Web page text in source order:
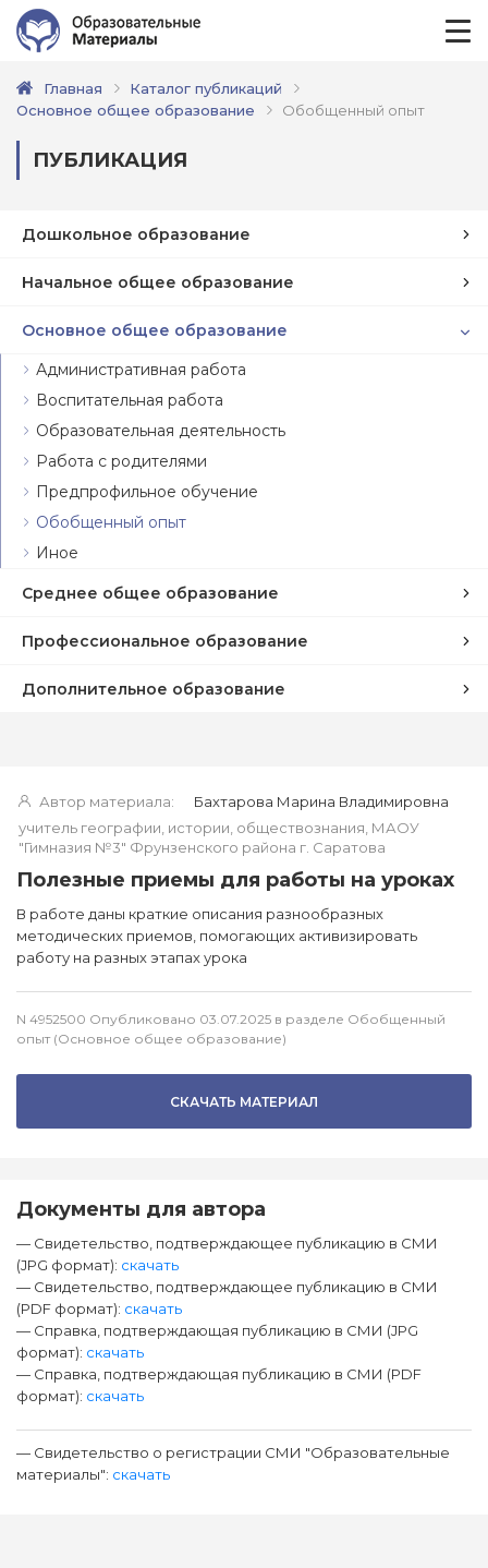
Главная
Каталог публикаций
Основное общее образование
Обобщенный опыт
ПУБЛИКАЦИЯ
Дошкольное образование
Начальное общее образование
Основное общее образование
Административная работа
Воспитательная работа
Образовательная деятельность
Работа с родителями
Предпрофильное обучение
Обобщенный опыт
Иное
Среднее общее образование
Профессиональное образование
Дополнительное образование
Автор материала:
Бахтарова Марина Владимировна
учитель географии, истории, обществознания, МАОУ
"Гимназия №3" Фрунзенского района г. Саратова
Полезные приемы для работы на уроках
В работе даны краткие описания разнообразных
методических приемов, помогающих активизировать
работу на разных этапах урока
N 4952500 Опубликовано 03.07.2025 в разделе Обобщенный
опыт (Основное общее образование)
СКАЧАТЬ МАТЕРИАЛ
Документы для автора
— Свидетельство, подтверждающее публикацию в СМИ
(JPG формат): скачать
— Свидетельство, подтверждающее публикацию в СМИ
(PDF формат): скачать
— Справка, подтверждающая публикацию в СМИ (JPG
формат): скачать
— Справка, подтверждающая публикацию в СМИ (PDF
формат): скачать
— Свидетельство о регистрации СМИ "Образовательные
материалы": скачать